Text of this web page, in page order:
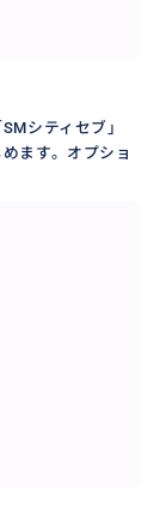
シティセブ」
ます。オプショ